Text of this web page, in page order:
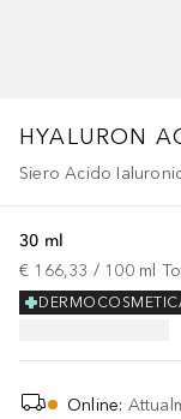
HYALURON
Siero Acido
30 ml
€ 166,33 / 100 ml
Online: